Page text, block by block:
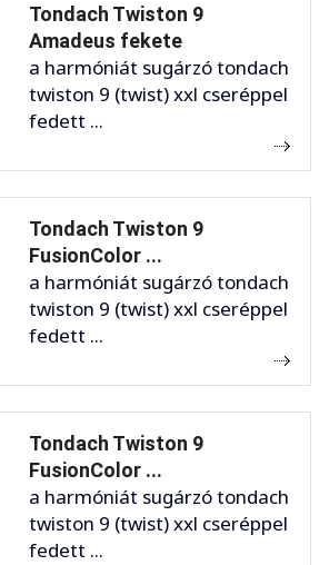
Tondach Twiston 9
Amadeus fekete
a harmóniát sugárzó tondach
twiston 9 (twist) xxl cseréppel
fedett ...
Tondach Twiston 9
FusionColor ...
a harmóniát sugárzó tondach
twiston 9 (twist) xxl cseréppel
fedett ...
Tondach Twiston 9
FusionColor ...
a harmóniát sugárzó tondach
twiston 9 (twist) xxl cseréppel
fedett ...